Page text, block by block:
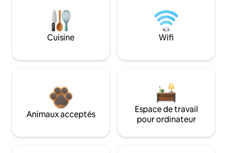
Cuisine Wifi
Animaux acceptés
Espace de travail
pour ordinateur